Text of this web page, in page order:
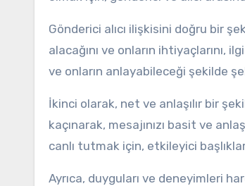
Gönderici alıcı ilişkisini doğru bir
alacağını ve onların ihtiyaçlarını,
ve onların anlayabileceği şekilde
İkinci olarak, net ve anlaşılır bir
kaçınarak, mesajınızı basit ve
canlı tutmak için, etkileyici
Ayrıca, duyguları ve deneyimleri